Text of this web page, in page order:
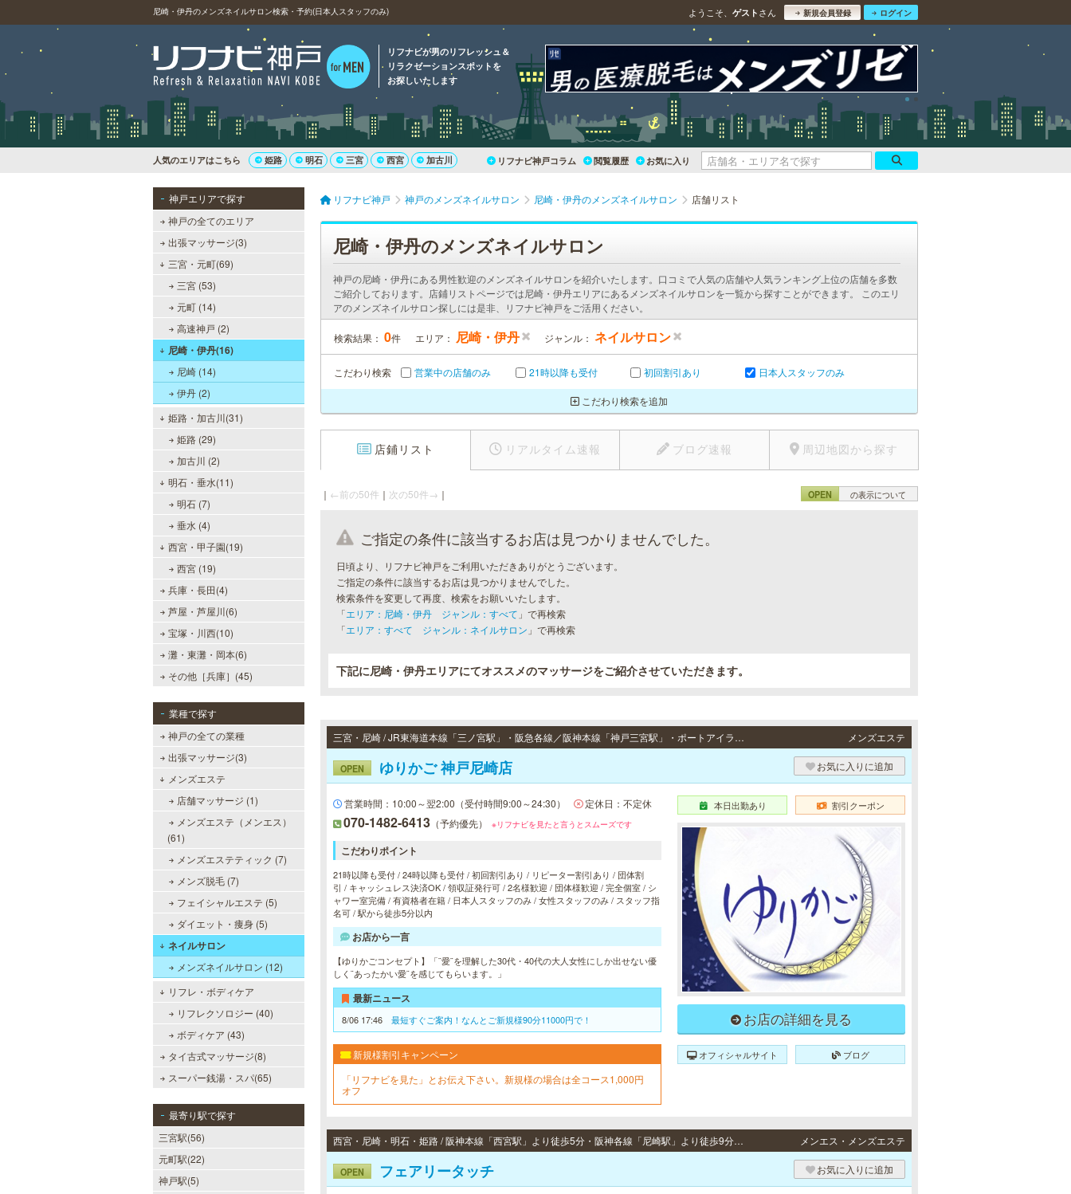
尼崎・伊丹のメンズネイルサロン検索・予約(日本人スタッフのみ) ようこそ、 ゲスト さん 新規会員登録 ログイン
リフナビが男のリフレッシュ＆
リラクゼーションスポットを
お探しいたします
人気のエリアはこちら 姫路 明石 三宮 西宮 加古川 リフナビ神戸コラム 閲覧履歴 お気に入り
神戸エリアで探す
神戸の全てのエリア
出張マッサージ(3)
三宮・元町(69)
三宮 (53)
元町 (14)
高速神戸 (2)
尼崎・伊丹(16)
尼崎 (14)
伊丹 (2)
姫路・加古川(31)
姫路 (29)
加古川 (2)
明石・垂水(11)
明石 (7)
垂水 (4)
西宮・甲子園(19)
西宮 (19)
兵庫・長田(4)
芦屋・芦屋川(6)
宝塚・川西(10)
灘・東灘・岡本(6)
その他［兵庫］(45)
業種で探す
神戸の全ての業種
出張マッサージ(3)
メンズエステ
店舗マッサージ (1)
メンズエステ（メンエス）
(61)
メンズエステティック (7)
メンズ脱毛 (7)
フェイシャルエステ (5)
ダイエット・痩身 (5)
ネイルサロン
メンズネイルサロン (12)
リフレ・ボディケア
リフレクソロジー (40)
ボディケア (43)
タイ古式マッサージ(8)
スーパー銭湯・スパ(65)
最寄り駅で探す
三宮駅(56)
元町駅(22)
神戸駅(5)
リフナビ神戸 神戸のメンズネイルサロン 尼崎・伊丹のメンズネイルサロン 店舗リスト
尼崎・伊丹のメンズネイルサロン
神戸の尼崎・伊丹にある男性歓迎のメンズネイルサロンを紹介いたします。口コミで人気の店舗や人気ランキング上位の店舗を多数
ご紹介しております。店鋪リストページでは尼崎・伊丹エリアにあるメンズネイルサロンを一覧から探すことができます。 このエリ
アのメンズネイルサロン探しには是非、リフナビ神戸をご活用ください。
検索結果： 0件 エリア： 尼崎・伊丹 ジャンル： ネイルサロン
こだわり検索 営業中の店舗のみ 21時以降も受付 初回割引あり 日本人スタッフのみ
こだわり検索を追加
店鋪リスト リアルタイム速報 ブログ速報 周辺地図から探す
｜ ←前の50件 ｜ 次の50件→ ｜ OPEN の表示について
ご指定の条件に該当するお店は見つかりませんでした。
日頃より、リフナビ神戸をご利用いただきありがとうございます。
ご指定の条件に該当するお店は見つかりませんでした。
検索条件を変更して再度、検索をお願いいたします。
「エリア：尼崎・伊丹 ジャンル：すべて 」で再検索
「エリア：すべて ジャンル：ネイルサロン 」で再検索
下記に尼崎・伊丹エリアにてオススメのマッサージをご紹介させていただきます。
三宮・尼崎 / JR東海道本線「三ノ宮駅」・阪急各線／阪神本線「神戸三宮駅」・ポートアイランド線「三宮駅」・地下鉄各線「三宮駅」より徒歩3分・JR各線「尼崎駅」より徒歩3分 メンズエステ
OPEN ゆりかご 神戸尼崎店 お気に入りに追加
営業時間：10:00～翌2:00（受付時間9:00～24:30） 定休日：不定休
070-1482-6413 （予約優先） ※リフナビを見たと言うとスムーズです
こだわりポイント
21時以降も受付 / 24時以降も受付 / 初回割引あり / リピーター割引あり / 団体割
引 / キャッシュレス決済OK / 領収証発行可 / 2名様歓迎 / 団体様歓迎 / 完全個室 / シ
ャワー室完備 / 有資格者在籍 / 日本人スタッフのみ / 女性スタッフのみ / スタッフ指
名可 / 駅から徒歩5分以内
お店から一言
【ゆりかごコンセプト】「¨愛¨を理解した30代・40代の大人女性にしか出せない優
しく¨あったかい愛¨を感じてもらいます。」
最新ニュース
8/06 17:46 最短すぐご案内！なんとご新規様90分11000円で！
新規様割引キャンペーン
「リフナビを見た」とお伝え下さい。新規様の場合は全コース1,000円
オフ
本日出勤あり 割引クーポン
お店の詳細を見る
オフィシャルサイト ブログ
西宮・尼崎・明石・姫路 / 阪神本線「西宮駅」より徒歩5分・阪神各線「尼崎駅」より徒歩9分・JR山陽本線「明石駅」より徒歩8分・JR各線「姫路駅」より徒歩5分 メンエス・メンズエステ
OPEN フェアリータッチ お気に入りに追加